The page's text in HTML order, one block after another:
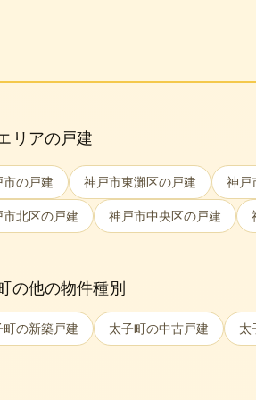
リアの戸建
市の戸建 神戸市東灘区の戸建
神戸
市北区の戸建 神戸市中央区の戸建
の他の物件種別
町の新築戸建 太子町の中古戸建 太